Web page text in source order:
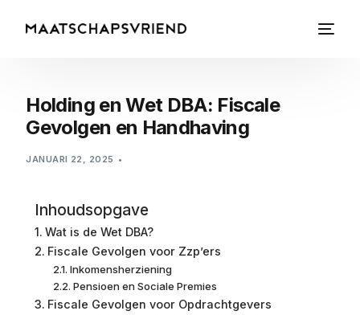
Holding en Wet DBA: Fiscale
Gevolgen en Handhaving
JANUARI 22, 2025
Inhoudsopgave
Wat is de Wet DBA?
Fiscale Gevolgen voor Zzp’ers
Inkomensherziening
Pensioen en Sociale Premies
Fiscale Gevolgen voor Opdrachtgevers